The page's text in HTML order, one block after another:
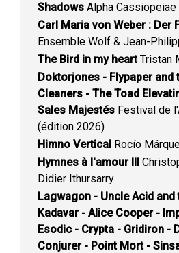
Shadows Alpha Cassiopeiae
Carl Maria von Weber : Der
Ensemble Wolf & Jean-
The Bird in my heartTristan
Doktorjones - Flypaper and
Cleaners - The Toad
Sales Majestés Festival de
(édition 2026)
Himno Vertical Rocío
Hymnes à l'amour III
Didier Ithursarry
Lagwagon - Uncle Acid and
Kadavar - Alice Cooper -
Esodic - Crypta - Gridiron -
Conjurer - Point Mort -